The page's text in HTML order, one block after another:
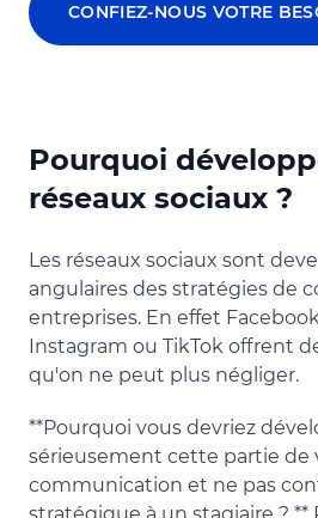
CONFIEZ-NOUS VOTRE
Pourquoi
réseaux sociaux ?
Les réseaux sociaux sont
angulaires des stratégies de
entreprises. En effet
Instagram ou TikTok offrent
qu'on ne peut plus négliger.
**Pourquoi vous devriez
sérieusement cette partie de
communication et ne pas